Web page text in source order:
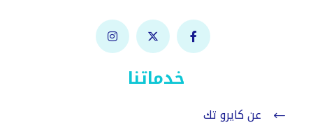
خدماتنا
عن كايرو تك